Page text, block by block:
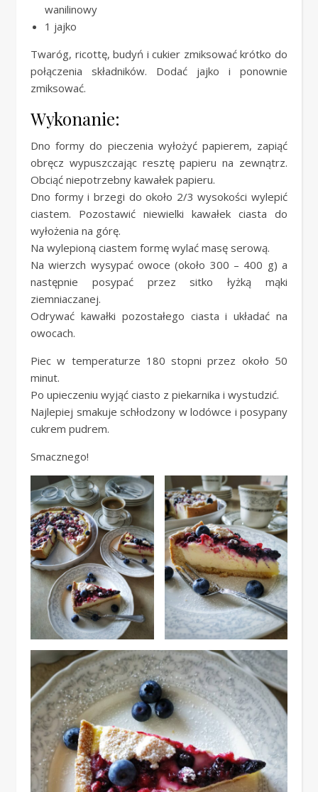
wanilinowy
1 jajko
Twaróg, ricottę, budyń i cukier zmiksować krótko do
połączenia składników. Dodać jajko i ponownie
zmiksować.
Wykonanie:
Dno formy do pieczenia wyłożyć papierem, zapiąć
obręcz wypuszczając resztę papieru na zewnątrz.
Obciąć niepotrzebny kawałek papieru.
Dno formy i brzegi do około 2/3 wysokości wylepić
ciastem. Pozostawić niewielki kawałek ciasta do
wyłożenia na górę.
Na wylepioną ciastem formę wylać masę serową.
Na wierzch wysypać owoce (około 300 – 400 g) a
następnie posypać przez sitko łyżką mąki
ziemniaczanej.
Odrywać kawałki pozostałego ciasta i układać na
owocach.
Piec w temperaturze 180 stopni przez około 50
minut.
Po upieczeniu wyjąć ciasto z piekarnika i wystudzić.
Najlepiej smakuje schłodzony w lodówce i posypany
cukrem pudrem.
Smacznego!